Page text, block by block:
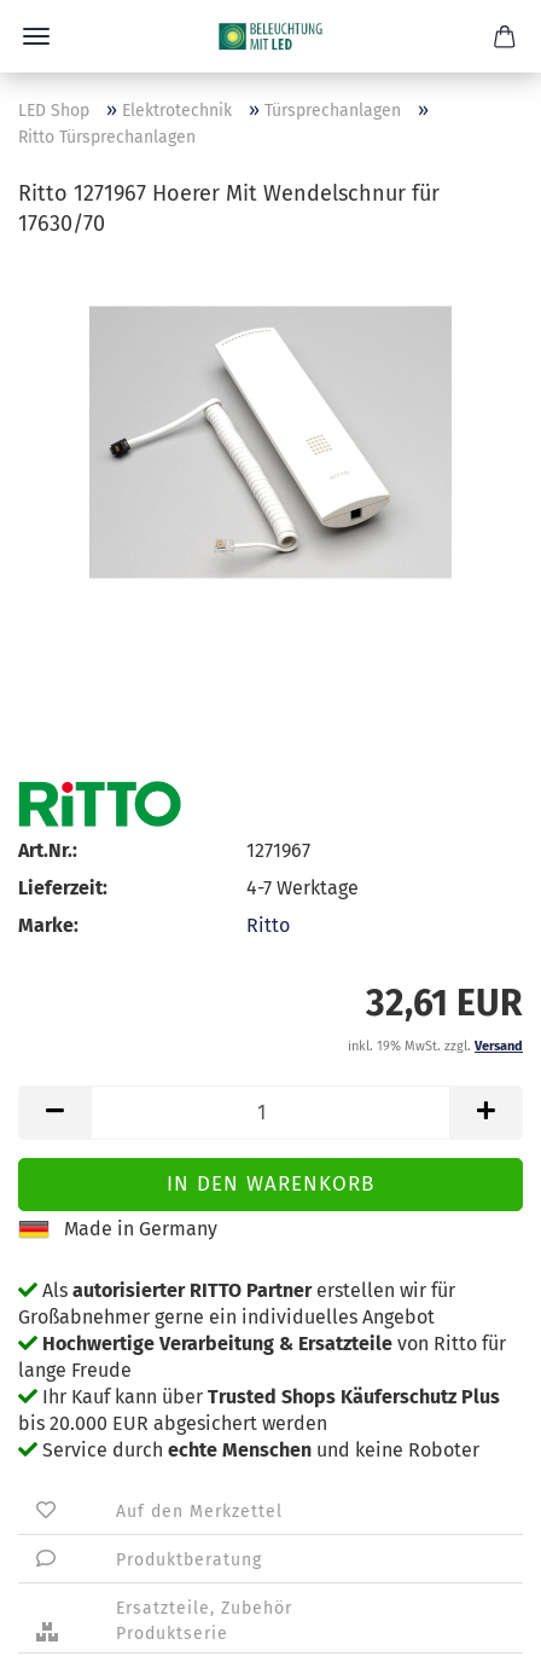
LED Shop » Elektrotechnik » Türsprechanlagen »
Ritto Türsprechanlagen
Ritto 1271967 Hoerer Mit Wendelschnur für
17630/70
Art.Nr.:
1271967
Lieferzeit:
4-7 Werktage
Marke:
Ritto
32,61 EUR
inkl. 19% MwSt. zzgl. Versand
Made in Germany
Als autorisierter RITTO Partnererstellen wir für
Großabnehmer gerne ein individuelles Angebot
Hochwertige Verarbeitung & Ersatzteile von Ritto für
lange Freude
Ihr Kauf kann über Trusted Shops Käuferschutz Plus
bis 20.000 EUR abgesichert werden
Service durch echte Menschen und keine Roboter
Auf den Merkzettel
Produktberatung
Ersatzteile, Zubehör
Produktserie